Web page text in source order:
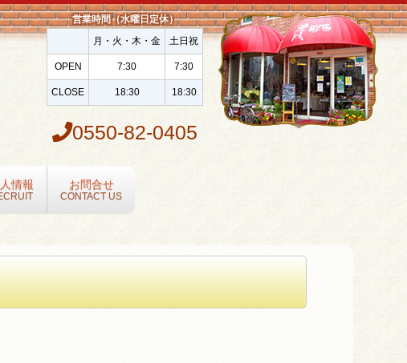
営業時間（水曜日定休）
月・火・木・金 土日祝
OPEN 7:30 7:30
CLOSE 18:30 18:30
0550-82-0405
情報 お問合せ
CONTACT US